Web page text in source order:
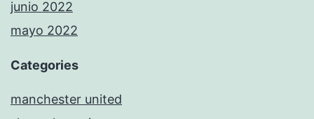
junio 2022
mayo 2022
Categories
manchester united